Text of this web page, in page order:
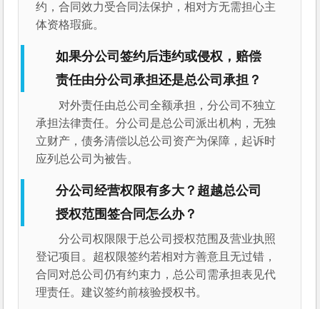
约，合同效力受合同法保护，相对方无需担心主
体资格瑕疵。
如果分公司签约后违约或侵权，赔偿
责任由分公司承担还是总公司承担？
对外责任由总公司全额承担，分公司不独立
承担法律责任。分公司是总公司派出机构，无独
立财产，债务清偿以总公司资产为保障，起诉时
应列总公司为被告。
分公司经营权限有多大？超越总公司
授权范围签合同怎么办？
分公司权限限于总公司授权范围及营业执照
登记项目。超权限签约若相对方善意且无过错，
合同对总公司仍有约束力，总公司需承担表见代
理责任。建议签约前核验授权书。